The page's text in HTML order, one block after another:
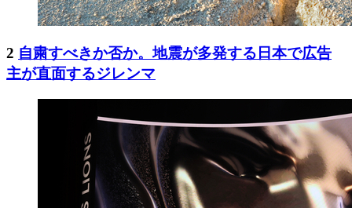
2 自粛すべきか否か。地震が多発する日本で広告
主が直面するジレンマ